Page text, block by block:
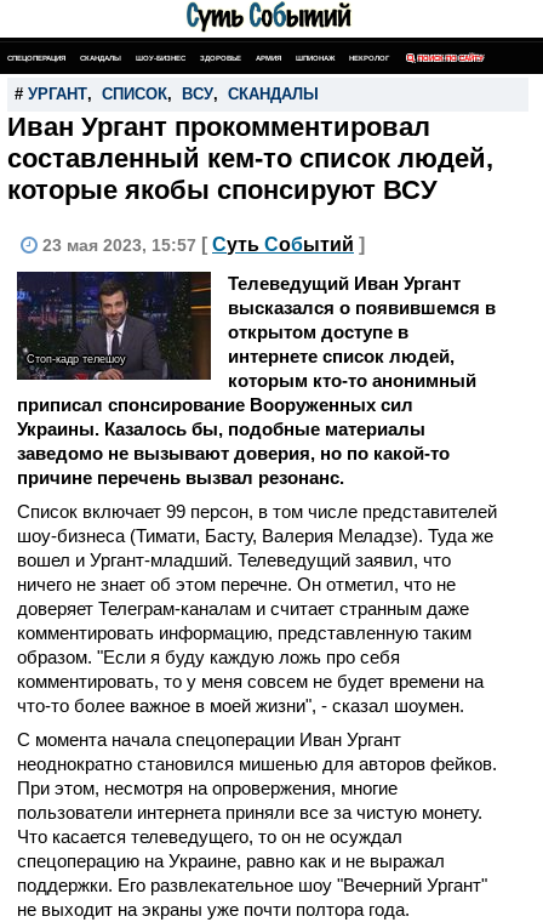
СПЕЦОПЕРАЦИЯ СКАНДАЛЫ ШОУ-БИЗНЕС ЗДОРОВЬЕ АРМИЯ ШПИОНАЖ НЕКРОЛОГ ПОИСК ПО САЙТУ
# УРГАНТ, СПИСОК, ВСУ, СКАНДАЛЫ
Иван Ургант прокомментировал
составленный кем-то список людей,
которые якобы спонсируют ВСУ
23 мая 2023, 15:57 [ Суть Событий ]
Стоп-кадр телешоу
Телеведущий Иван Ургант
высказался о появившемся в
открытом доступе в
интернете список людей,
которым кто-то анонимный
приписал спонсирование Вооруженных сил
Украины. Казалось бы, подобные материалы
заведомо не вызывают доверия, но по какой-то
причине перечень вызвал резонанс.
Список включает 99 персон, в том числе представителей
шоу-бизнеса (Тимати, Басту, Валерия Меладзе). Туда же
вошел и Ургант-младший. Телеведущий заявил, что
ничего не знает об этом перечне. Он отметил, что не
доверяет Телеграм-каналам и считает странным даже
комментировать информацию, представленную таким
образом. "Если я буду каждую ложь про себя
комментировать, то у меня совсем не будет времени на
что-то более важное в моей жизни", - сказал шоумен.
С момента начала спецоперации Иван Ургант
неоднократно становился мишенью для авторов фейков.
При этом, несмотря на опровержения, многие
пользователи интернета приняли все за чистую монету.
Что касается телеведущего, то он не осуждал
спецоперацию на Украине, равно как и не выражал
поддержки. Его развлекательное шоу "Вечерний Ургант"
не выходит на экраны уже почти полтора года.